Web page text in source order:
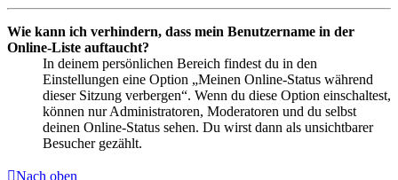
Wie kann ich verhindern, dass mein Benutzername in der
Online-Liste auftaucht?
In deinem persönlichen Bereich findest du in den
Einstellungen eine Option „Meinen Online-Status während
dieser Sitzung verbergen“. Wenn du diese Option einschaltest,
können nur Administratoren, Moderatoren und du selbst
deinen Online-Status sehen. Du wirst dann als unsichtbarer
Besucher gezählt.
Nach oben